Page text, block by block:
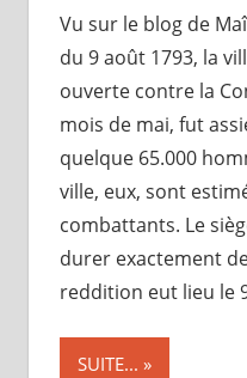
Vu sur le blog de
du 9 août 1793, la
ouverte contre la
mois de mai, fut
quelque 65.000
ville, eux, sont
combattants. Le
durer exactement
reddition eut lieu le
SUITE...